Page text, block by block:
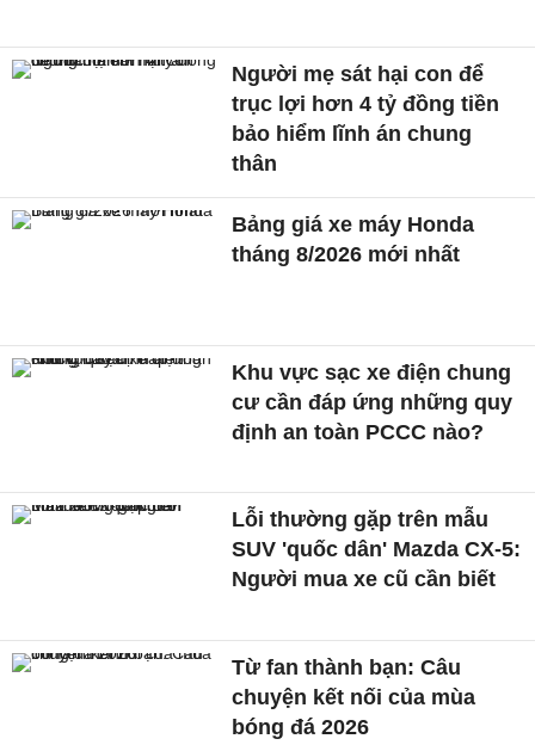
Người mẹ sát hại con để
trục lợi hơn 4 tỷ đồng tiền
bảo hiểm lĩnh án chung
thân
Bảng giá xe máy Honda
tháng 8/2026 mới nhất
Khu vực sạc xe điện chung
cư cần đáp ứng những quy
định an toàn PCCC nào?
Lỗi thường gặp trên mẫu
SUV 'quốc dân' Mazda CX-5:
Người mua xe cũ cần biết
Từ fan thành bạn: Câu
chuyện kết nối của mùa
bóng đá 2026